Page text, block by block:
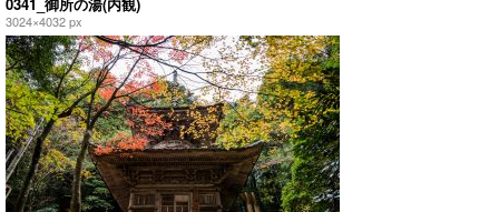
0341_御所の湯(内観)
3024×4032 px